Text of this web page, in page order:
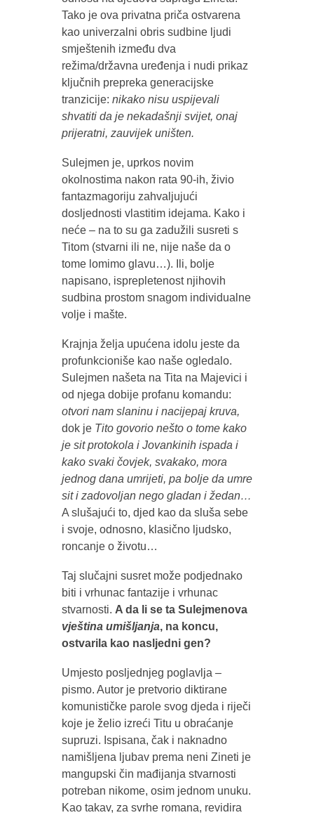
Tako je ova privatna priča ostvarena
kao univerzalni obris sudbine ljudi
smještenih između dva
režima/državna uređenja i nudi prikaz
ključnih prepreka generacijske
tranzicije: nikako nisu uspijevali
shvatiti da je nekadašnji svijet, onaj
prijeratni, zauvijek uništen.
Sulejmen je, uprkos novim
okolnostima nakon rata 90-ih, živio
fantazmagoriju zahvaljujući
dosljednosti vlastitim idejama. Kako i
neće – na to su ga zadužili susreti s
Titom (stvarni ili ne, nije naše da o
tome lomimo glavu…). Ili, bolje
napisano, isprepletenost njihovih
sudbina prostom snagom individualne
volje i mašte.
Krajnja želja upućena idolu jeste da
profunkcioniše kao naše ogledalo.
Sulejmen našeta na Tita na Majevici i
od njega dobije profanu komandu:
otvori nam slaninu i nacijepaj kruva,
dok je Tito govorio nešto o tome kako
je sit protokola i Jovankinih ispada i
kako svaki čovjek, svakako, mora
jednog dana umrijeti, pa bolje da umre
sit i zadovoljan nego gladan i žedan…
A slušajući to, djed kao da sluša sebe
i svoje, odnosno, klasično ljudsko,
roncanje o životu…
Taj slučajni susret može podjednako
biti i vrhunac fantazije i vrhunac
stvarnosti. A da li se ta Sulejmenova
vještina umišljanja, na koncu,
ostvarila kao nasljedni gen?
Umjesto posljednjeg poglavlja –
pismo. Autor je pretvorio diktirane
komunističke parole svog djeda i riječi
koje je želio izreći Titu u obraćanje
supruzi. Ispisana, čak i naknadno
namišljena ljubav prema neni Zineti je
mangupski čin mađijanja stvarnosti
potreban nikome, osim jednom unuku.
Kao takav, za svrhe romana, revidira